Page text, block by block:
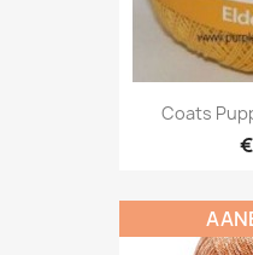
Coats